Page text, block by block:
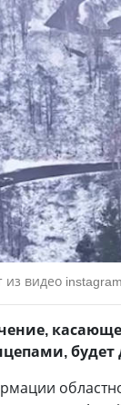
видео
будет